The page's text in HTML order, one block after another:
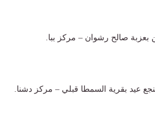
صالح رشوان – مركز ببا.
عيد بقرية السمطا قبلي – مركز دشنا.